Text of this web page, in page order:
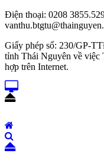
Điện thoại: 0208
Giấy phép số: 230/GP-
tỉnh Thái Nguyên về việc
hợp trên Internet.